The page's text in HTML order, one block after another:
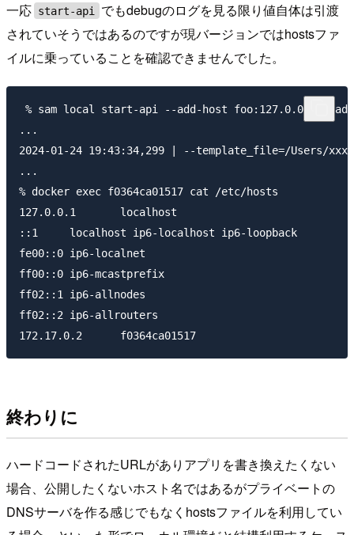
一応 start-api
でもdebugのログを見る限り値自体は引渡
されていそうではあるのですが現バージョンではhostsファ
イルに乗っていることを確認できませんでした。
% sam local start-api --add-host foo:127.0.0.1 --
2024-01-24 19:43:34,299 | --template_file=/Users/
...
% docker exec f0364ca01517 cat /etc/hosts
127.0.0.1	localhost
::1	localhost ip6-localhost ip6-loopback
fe00::0	ip6-localnet
ff00::0	ip6-mcastprefix
ff02::1	ip6-allnodes
ff02::2	ip6-allrouters
終わりに
ハードコードされたURLがありアプリを書き換えたくない
場合、公開したくないホスト名ではあるがプライベートの
DNSサーバを作る感じでもなくhostsファイルを利用してい